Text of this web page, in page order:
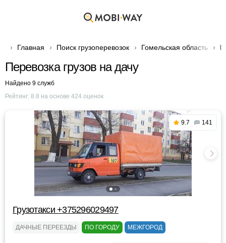
Главная Поиск грузоперевозок Гомельская область
Перевозка грузов на дачу
Найдено 9 служб
Рейтинг: 8.8 на основе 424 оценок
9.7 141
Грузотакси +375296029497
ДАЧНЫЕ ПЕРЕЕЗДЫ ПО ГОРОДУ МЕЖГОРОД